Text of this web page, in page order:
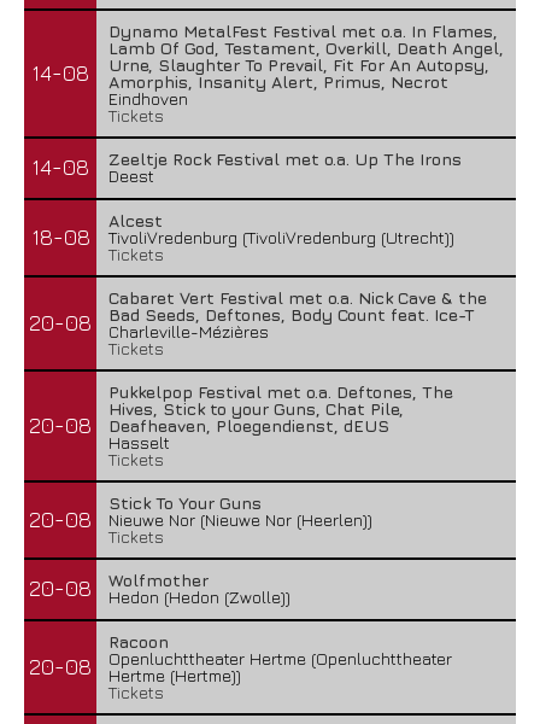
14-08
Dynamo MetalFest Festival met o.a. In Flames,
Lamb Of God, Testament, Overkill, Death Angel,
Urne, Slaughter To Prevail, Fit For An Autopsy,
Amorphis, Insanity Alert, Primus, Necrot
Eindhoven
Tickets
14-08
Zeeltje Rock Festival met o.a. Up The Irons
Deest
18-08
Alcest
TivoliVredenburg (TivoliVredenburg (Utrecht))
Tickets
20-08
Cabaret Vert Festival met o.a. Nick Cave & the
Bad Seeds, Deftones, Body Count feat. Ice-T
Charleville-Mézières
Tickets
20-08
Pukkelpop Festival met o.a. Deftones, The
Hives, Stick to your Guns, Chat Pile,
Deafheaven, Ploegendienst, dEUS
Hasselt
Tickets
20-08
Stick To Your Guns
Nieuwe Nor (Nieuwe Nor (Heerlen))
Tickets
20-08
Wolfmother
Hedon (Hedon (Zwolle))
20-08
Racoon
Openluchttheater Hertme (Openluchttheater
Hertme (Hertme))
Tickets